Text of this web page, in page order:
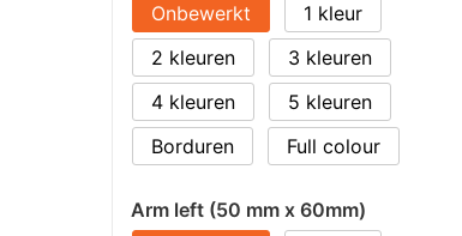
Onbewerkt
1
2
3
4
5
Borduren
Full colour
Arm left (50 mm x 60mm)